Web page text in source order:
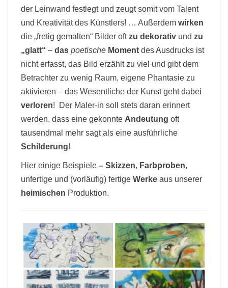
der Leinwand festlegt und zeugt somit vom Talent
und Kreativität des Künstlers! … Außerdem wirken
die „fretig gemalten“ Bilder oftzu dekorativ und zu
„glatt“ – das poetische Moment des Ausdrucks ist
nicht erfasst, das Bild erzählt zu viel und gibt dem
Betrachter zu wenig Raum, eigene Phantasie zu
aktivieren – das Wesentliche der Kunst geht dabei
verloren! Der Maler-in soll stets daran erinnert
werden, dass eine gekonnte Andeutung oft
tausendmal mehr sagt als eine ausführliche
Schilderung!
Hier einige Beispiele – Skizzen, Farbproben,
unfertige und (vorläufig) fertige Werke aus unserer
heimischen Produktion.